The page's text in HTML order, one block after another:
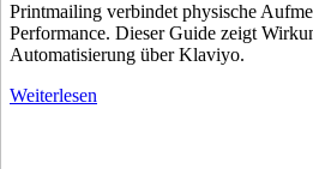
Printmailing verbindet physische
Performance. Dieser Guide zeigt
Automatisierung über Klaviyo.
Weiterlesen